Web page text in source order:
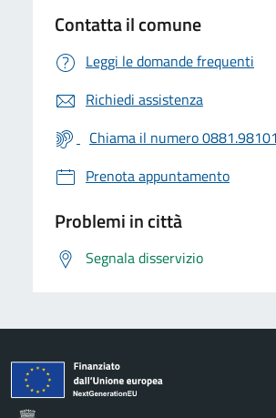
Contatta il comune
Leggi le domande frequenti
Richiedi assistenza
Chiama il numero
Prenota appuntamento
Problemi in città
Segnala disservizio